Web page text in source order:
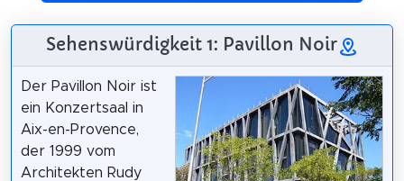
Sehenswürdigkeit 1: Pavillon Noir
Der Pavillon Noir ist
ein Konzertsaal in
Aix-en-Provence,
der 1999 vom
Architekten Rudy